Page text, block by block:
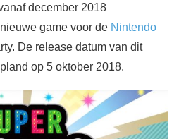
december 2018
game voor de Nintendo
De release datum van dit
op 5 oktober 2018.